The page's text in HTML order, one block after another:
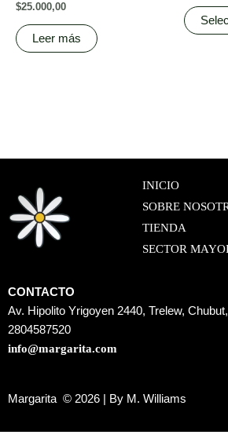
$25.000,00
Leer más
INICIO
SOBRE
TIENDA
SECTOR
CONTACTO
Av. Hipolito Yrigoyen 2440, Trelew,
2804587520
info@margarita.com
Margarita © 2026 | By M. Williams